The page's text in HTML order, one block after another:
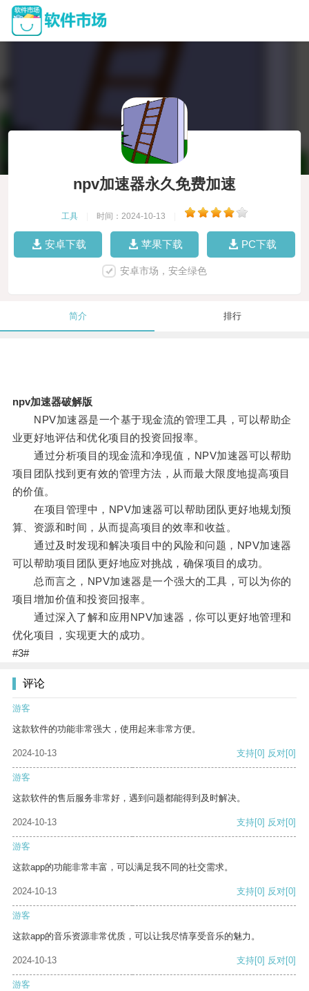
npv加速器永久免费加速
工具 时间：2024-10-13
安卓下载 苹果下载 PC下载
安卓市场，安全绿色
简介 排行
npv加速器破解版
NPV加速器是一个基于现金流的管理工具，可以帮助企
业更好地评估和优化项目的投资回报率。
通过分析项目的现金流和净现值，NPV加速器可以帮助
项目团队找到更有效的管理方法，从而最大限度地提高项目
的价值。
在项目管理中，NPV加速器可以帮助团队更好地规划预
算、资源和时间，从而提高项目的效率和收益。
通过及时发现和解决项目中的风险和问题，NPV加速器
可以帮助项目团队更好地应对挑战，确保项目的成功。
总而言之，NPV加速器是一个强大的工具，可以为你的
项目增加价值和投资回报率。
通过深入了解和应用NPV加速器，你可以更好地管理和
优化项目，实现更大的成功。
#3#
评论
游客
这款软件的功能非常强大，使用起来非常方便。
2024-10-13 支持[0] 反对[0]
游客
这款软件的售后服务非常好，遇到问题都能得到及时解决。
2024-10-13 支持[0] 反对[0]
游客
这款app的功能非常丰富，可以满足我不同的社交需求。
2024-10-13 支持[0] 反对[0]
游客
这款app的音乐资源非常优质，可以让我尽情享受音乐的魅力。
2024-10-13 支持[0] 反对[0]
游客